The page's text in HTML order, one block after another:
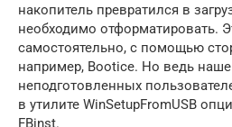
накопитель превратился в
необходимо отформатировать.
самостоятельно, с помощью
например, Bootice. Но ведь
неподготовленных
в утилите WinSetupFromUSB
FBinst.